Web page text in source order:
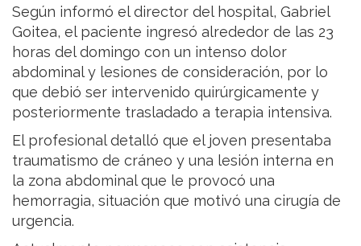
Según informó el director del hospital, Gabriel
Goitea, el paciente ingresó alrededor de las 23
horas del domingo con un intenso dolor
abdominal y lesiones de consideración, por lo
que debió ser intervenido quirúrgicamente y
posteriormente trasladado a terapia intensiva.
El profesional detalló que el joven presentaba
traumatismo de cráneo y una lesión interna en
la zona abdominal que le provocó una
hemorragia, situación que motivó una cirugía de
urgencia.